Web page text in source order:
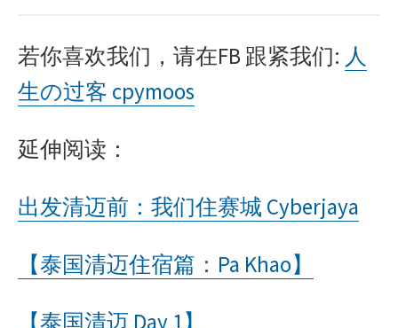
若你喜欢我们，请在FB 跟紧我们: 人
生の过客 cpymoos
延伸阅读：
出发清迈前：我们住赛城 Cyberjaya
【泰国清迈住宿篇： Pa Khao】
【泰国清迈 Day 1】